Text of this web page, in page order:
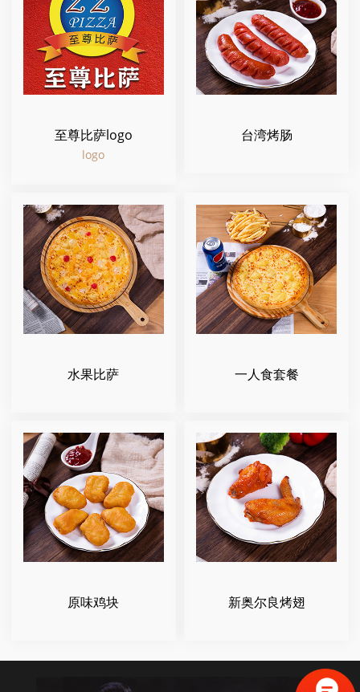
至尊比萨logo
logo
台湾烤肠
水果比萨 一人食套餐
原味鸡块 新奥尔良烤翅